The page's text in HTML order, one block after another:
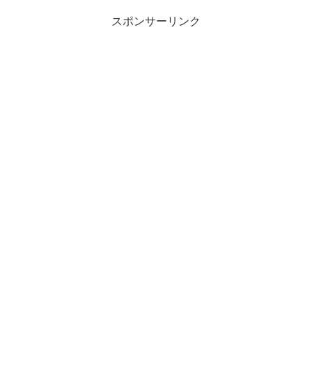
スポンサーリンク